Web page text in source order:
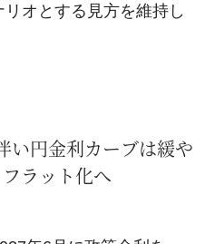
オとする見方を維持し
い円金利カーブは緩や
ラット化へ